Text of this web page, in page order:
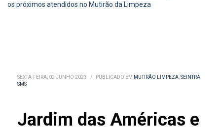
os próximos atendidos no Mutirão da Limpeza
SEXTA-FEIRA, 02 JUNHO 2023 / PUBLICADO EM MUTIRÃO LIMPEZA,SEINTRA,
SMS
Jardim das Américas e